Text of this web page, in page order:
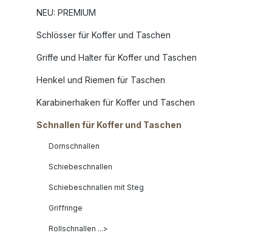
NEU: PREMIUM
Schlösser für Koffer und Taschen
Griffe und Halter für Koffer und Taschen
Henkel und Riemen für Taschen
Karabinerhaken für Koffer und Taschen
Schnallen für Koffer und Taschen
Dornschnallen
Schiebeschnallen
Schiebeschnallen mit Steg
Griffringe
Rollschnallen ...>